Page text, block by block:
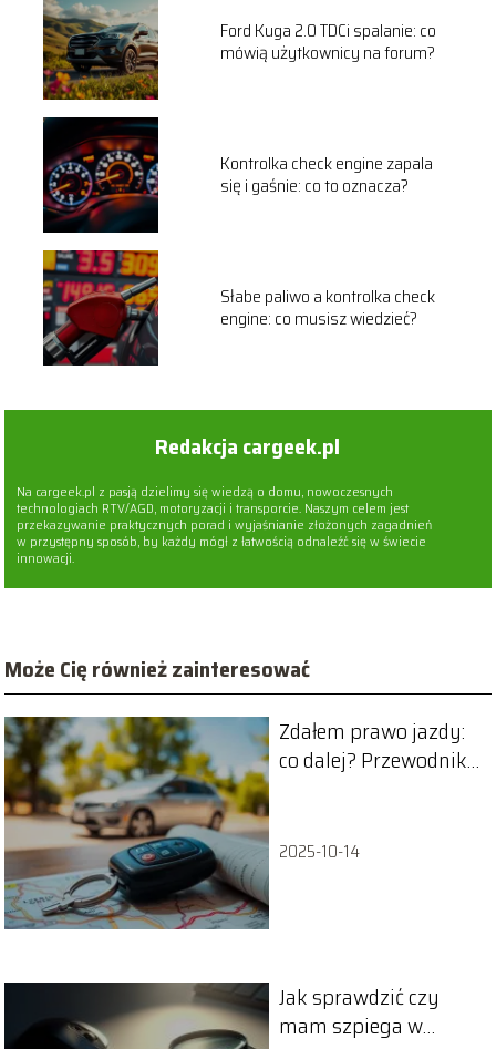
Ford Kuga 2.0 TDCi spalanie: co
mówią użytkownicy na forum?
Kontrolka check engine zapala
się i gaśnie: co to oznacza?
Słabe paliwo a kontrolka check
engine: co musisz wiedzieć?
Redakcja cargeek.pl
Na cargeek.pl z pasją dzielimy się wiedzą o domu, nowoczesnych
technologiach RTV/AGD, motoryzacji i transporcie. Naszym celem jest
przekazywanie praktycznych porad i wyjaśnianie złożonych zagadnień
w przystępny sposób, by każdy mógł z łatwością odnaleźć się w świecie
innowacji.
Może Cię również zainteresować
Zdałem prawo jazdy:
co dalej? Przewodnik
2025-10-14
Jak sprawdzić czy
mam szpiega w